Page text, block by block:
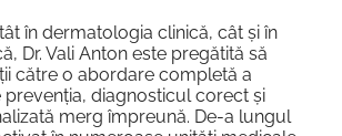
în dermatologia clinică, cât și în
Dr. Vali Anton este pregătită să
către o abordare completă a
prevenția, diagnosticul corect și
merg împreună. De-a lungul